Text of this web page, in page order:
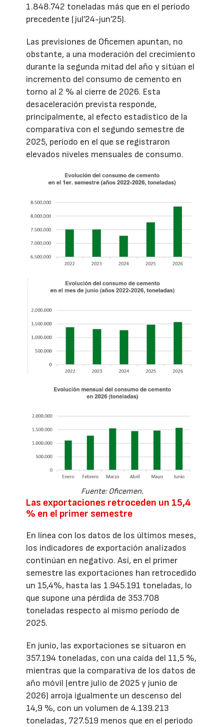
1.848.742 toneladas más que en el período
precedente (jul’24-jun’25).
Las previsiones de Oficemen apuntan, no
obstante, a una moderación del crecimiento
durante la segunda mitad del año y sitúan el
incremento del consumo de cemento en
torno al 2 % al cierre de 2026. Esta
desaceleración prevista responde,
principalmente, al efecto estadístico de la
comparativa con el segundo semestre de
2025, período en el que se registraron
elevados niveles mensuales de consumo.
Fuente: Oficemen.
Las exportaciones retroceden un 15,4
% en el primer semestre
En línea con los datos de los últimos meses,
los indicadores de exportación analizados
continúan en negativo. Así, en el primer
semestre las exportaciones han retrocedido
un 15,4%, hasta las 1.945.191 toneladas, lo
que supone una pérdida de 353.708
toneladas respecto al mismo período de
2025.
En junio, las exportaciones se situaron en
357.194 toneladas, con una caída del 11,5 %,
mientras que la comparativa de los datos de
año móvil (entre julio de 2025 y junio de
2026) arroja igualmente un descenso del
14,9 %, con un volumen de 4.139.213
toneladas, 727.519 menos que en el periodo